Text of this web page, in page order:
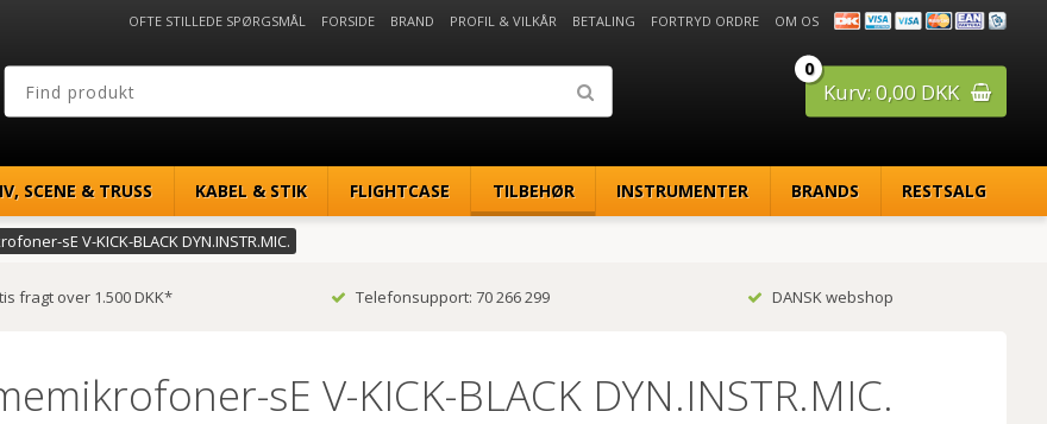
0
Kurv: 0,00 DKK
OFTE STILLEDE SPØRGSMÅL FORSIDE BRAND PROFIL & VILKÅR BETALING FORTRYD ORDRE OM OS
SCENE & TRUSS KABEL & STIK FLIGHTCASE TILBEHØR INSTRUMENTER BRANDS RESTSALG
sE V-KICK-BLACK DYN.INSTR.MIC.
fragt over 1.500 DKK* Telefonsupport: 70 266 299 DANSK webshop
sE V-KICK-BLACK DYN.INSTR.MIC.